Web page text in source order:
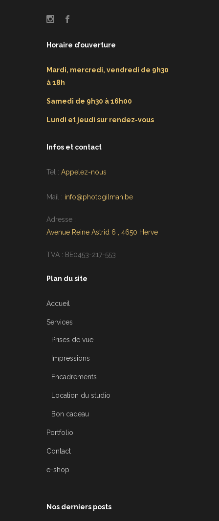
Horaire d’ouverture
Mardi, mercredi, vendredi de 9h30
à 18h
Samedi de 9h30 à 16h00
Lundi et jeudi sur rendez-vous
Infos et contact
Tel : Appelez-nous
Mail : info@photogilman.be
Adresse :
Avenue Reine Astrid 6 , 4650 Herve
TVA : BE0453-217-553
Plan du site
Accueil
Services
Prises de vue
Impressions
Encadrements
Location du studio
Bon cadeau
Portfolio
Contact
e-shop
Nos derniers posts